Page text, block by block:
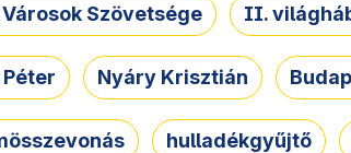
Szövetsége II.
Nyáry Krisztián
hulladékgyűjtő